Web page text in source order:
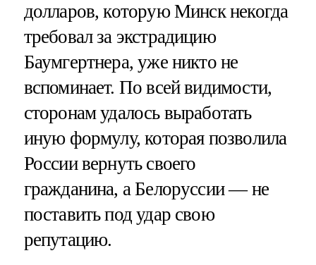
долларов, которую Минск некогда
требовал за экстрадицию
Баумгертнера, уже никто не
вспоминает. По всей видимости,
сторонам удалось выработать
иную формулу, которая позволила
России вернуть своего
гражданина, а Белоруссии — не
поставить под удар свою
репутацию.